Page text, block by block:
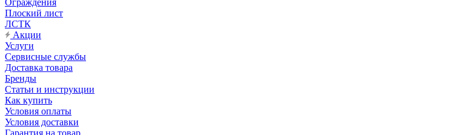
Ограждения
Плоский лист
ЛСТК
Акции
Услуги
Сервисные службы
Доставка товара
Бренды
Статьи и инструкции
Как купить
Условия оплаты
Условия доставки
Гарантия на товар